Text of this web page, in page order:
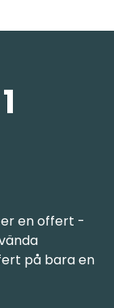
en offert -
på bara en